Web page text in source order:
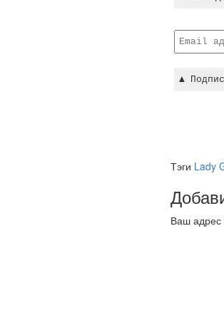
Тэги Lady
Ваш адрес